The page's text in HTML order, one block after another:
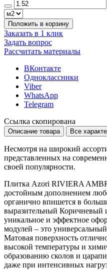
Положить в корзину
Заказать в 1 клик
Задать вопрос
Рассчитать материалы
ВКонтакте
Одноклассники
Viber
WhatsApp
Telegram
Ссылка скопирована
Описание товара Все
Несмотря на широкий
представленных на
своей популярности.
Плитка Azori RIVIERA
достойным дополнением
органично впишется в
выразительный Коричневый
уникальное и эффектное
модулей – это
Матовая поверхность
высокой температуры и
образованию сколов и
даже при интенсивных